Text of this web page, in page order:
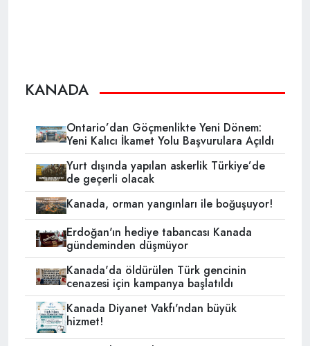
KANADA
Ontario’dan Göçmenlikte Yeni Dönem:
Yeni Kalıcı İkamet Yolu Başvurulara Açıldı
Yurt dışında yapılan askerlik Türkiye’de
de geçerli olacak
Kanada, orman yangınları ile boğuşuyor!
Erdoğan'ın hediye tabancası Kanada
gündeminden düşmüyor
Kanada'da öldürülen Türk gencinin
cenazesi için kampanya başlatıldı
Kanada Diyanet Vakfı'ndan büyük
hizmet!